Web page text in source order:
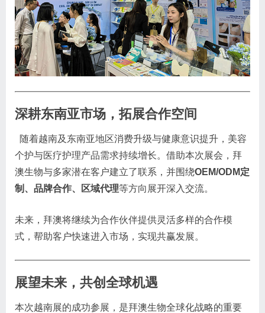
深耕东南亚市场，拓展合作空间
随着越南及东南亚地区消费升级与健康意识提升，美容
个护与医疗护理产品需求持续增长。借助本次展会，拜
澳生物与多家潜在客户建立了联系，并围绕OEM/ODM定
制、品牌合作、区域代理等方向展开深入交流。
未来，拜澳将继续为合作伙伴提供灵活多样的合作模
式，帮助客户快速进入市场，实现共赢发展。
展望未来，共创全球机遇
本次越南展的成功参展，是拜澳生物全球化战略的重要